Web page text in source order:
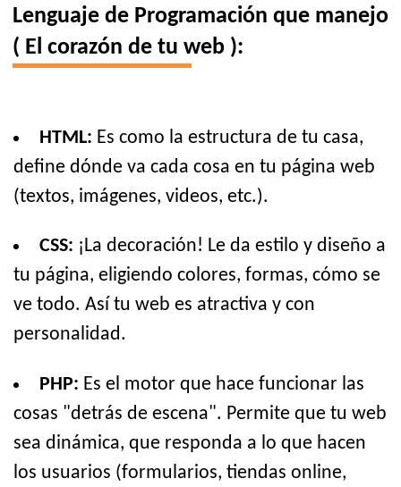
Lenguaje de Programación que manejo
( El corazón de tu web ):
HTML: Es como la estructura de tu casa,
define dónde va cada cosa en tu página web
(textos, imágenes, videos, etc.).
CSS: ¡La decoración! Le da estilo y diseño a
tu página, eligiendo colores, formas, cómo se
ve todo. Así tu web es atractiva y con
personalidad.
PHP: Es el motor que hace funcionar las
cosas "detrás de escena". Permite que tu web
sea dinámica, que responda a lo que hacen
los usuarios (formularios, tiendas online,